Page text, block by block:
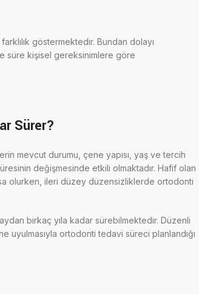
göstermektedir. Bundan dolayı
süre kişisel gereksinimlere göre
Sürer?
mevcut durumu, çene yapısı, yaş ve tercih
değişmesinde etkili olmaktadır. Hafif olan
olurken, ileri düzey düzensizliklerde ortodonti
birkaç yıla kadar sürebilmektedir. Düzenli
uyulmasıyla ortodonti tedavi süreci planlandığı